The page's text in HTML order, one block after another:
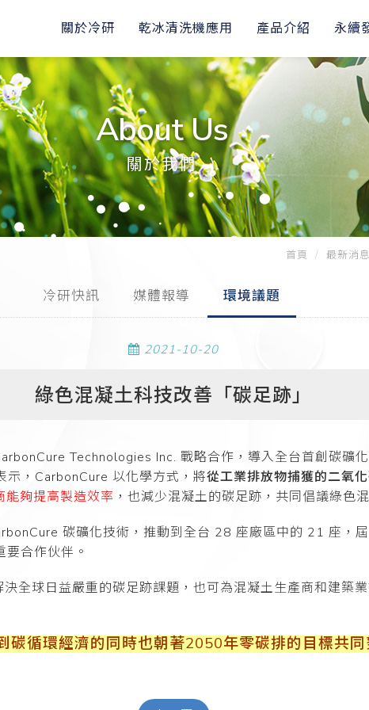
關於冷研 乾冰清洗機應用 產品介紹 永續
About Us
關於我們
首頁 最新消息
冷研快訊 媒體報導 環境議題
2021-10-20
綠色混凝土科技改善「碳足跡」
Technologies Inc. 戰略合作，導入全台首創碳礦
示，CarbonCure 以化學方式，將從工業排放物捕獲的二氧
能夠提高製造效率 ，也減少混凝土的碳足跡，共同倡議綠色
碳礦化技術，推動到全台 28 座廠區中的 21 座，
合作伙伴。
全球日益嚴重的碳足跡課題，也可為混凝土生產商和建築
碳循環經濟的同時也朝著2050年零碳排的目標共同